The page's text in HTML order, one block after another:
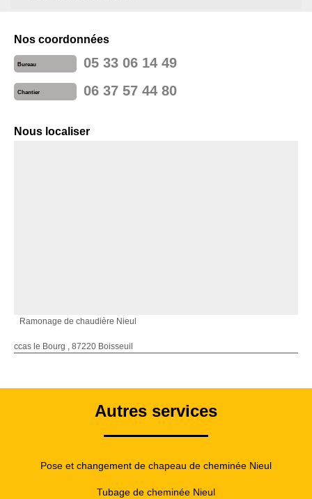
Nos coordonnées
Bureau 05 33 06 14 49
Chantier 06 37 57 44 80
Nous localiser
Ramonage de chaudière Nieul
ccas le Bourg , 87220 Boisseuil
Autres services
Pose et changement de chapeau de cheminée Nieul
Tubage de cheminée Nieul